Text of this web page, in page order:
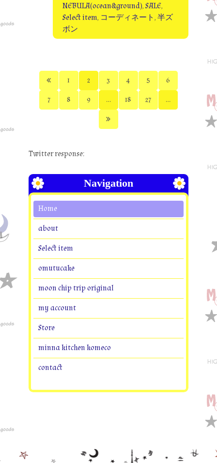
NEBULA(ocean&ground),SALE,
Select item, コーディネート,半ズ
ボン
1 2 3 4 5
6
7
8 9 ... 18 27 ...
Twitter response:
Navigation
Home
about
Select item
omutucake
moon chip trip original
my account
Store
minna kitchen komeco
contact